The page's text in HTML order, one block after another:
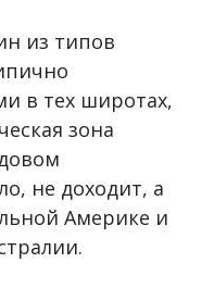
из типов
в тех широтах,
зона
не доходит, а
Америке и